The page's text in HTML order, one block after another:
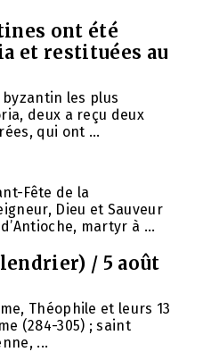
ont été
et restituées au
byzantin les plus
deux a reçu deux
qui ont ...
Fête de la
Dieu et Sauveur
martyr à ...
/ 5 août
Théophile et leurs 13
(284-305) ; saint
...